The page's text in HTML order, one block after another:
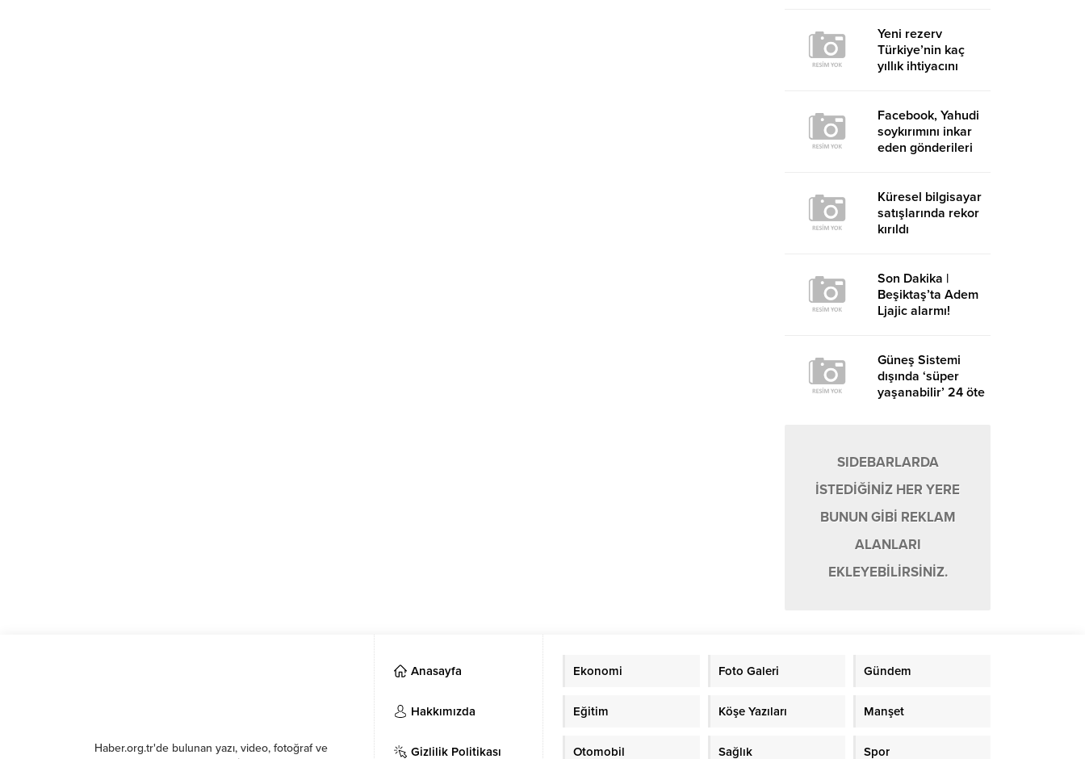
Yeni rezerv
Türkiye’nin kaç
yıllık ihtiyacını
Facebook, Yahudi
soykırımını inkar
eden gönderileri
Küresel bilgisayar
satışlarında rekor
kırıldı
Son Dakika |
Beşiktaş’ta Adem
Ljajic alarmı!
Güneş Sistemi
dışında ‘süper
yaşanabilir’ 24 öte
SIDEBARLARDA
İSTEDİĞİNİZ HER YERE
BUNUN GİBİ REKLAM
ALANLARI
EKLEYEBİLİRSİNİZ.
Haber.org.tr'de bulunan yazı, video, fotoğraf ve
Anasayfa
Hakkımızda
Gizlilik Politikası
Ekonomi Foto Galeri Gündem
Eğitim Köşe Yazıları Manşet
Otomobil Sağlık Spor